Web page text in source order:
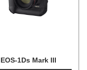
EOS-1Ds Mark III